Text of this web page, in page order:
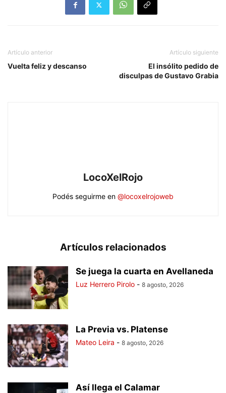
Artículo anterior
Vuelta feliz y descanso
Artículo siguiente
El insólito pedido de
disculpas de Gustavo Grabia
LocoXelRojo
Podés seguirme en @locoxelrojoweb
Artículos relacionados
Se juega la cuarta en Avellaneda
Luz Herrero Pirolo - 8 agosto, 2026
La Previa vs. Platense
Mateo Leira - 8 agosto, 2026
Así llega el Calamar